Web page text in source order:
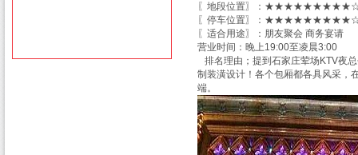
〖地段位置〗：
〖停车位置〗：
〖适合用途〗：朋友聚会 商务宴请
营业时间：晚上19:00至凌晨3:00
排名理由；提到石家庄荤场KTV夜
制装潢设计！各个包厢都各具风采，
端。